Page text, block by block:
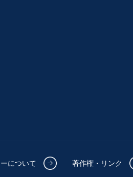
について 著作権・リンク